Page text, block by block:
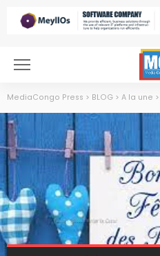
MediaCongo Press > BLOG > A la une >